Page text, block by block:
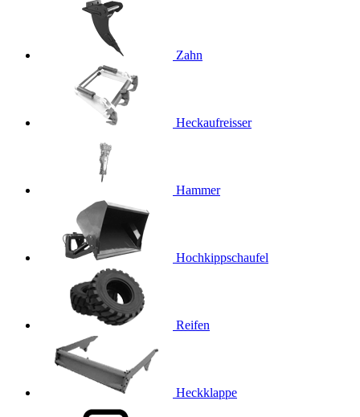
Zahn
Heckaufreisser
Hammer
Hochkippschaufel
Reifen
Heckklappe